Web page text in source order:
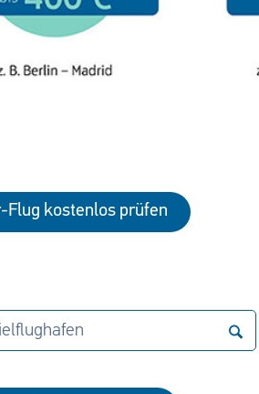
Flug kostenlos prüfen